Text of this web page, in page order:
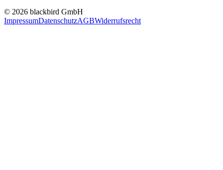
© 2026 blackbird GmbH
ImpressumDatenschutzAGBWiderrufsrecht